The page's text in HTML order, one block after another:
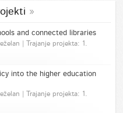
and connected libraries
| Trajanje projekta: 1.
into the higher education
| Trajanje projekta: 1.